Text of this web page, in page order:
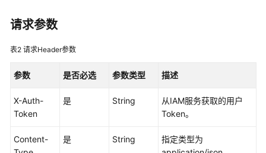
指
佳
践
参
请求参数
表2 请求Header参数
参数 是否必选 参数类型 描述
X-Auth-
Token
是 String
从IAM服务获取的用户
Token。
Content-
是 String
指定类型为